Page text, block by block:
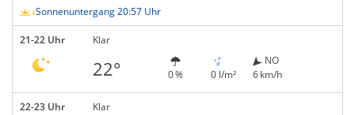
Sonnenuntergang 20:57 Uhr
21-22 Uhr Klar
22° 0 % 0 l/m²
NO
6 km/h
22-23 Uhr Klar